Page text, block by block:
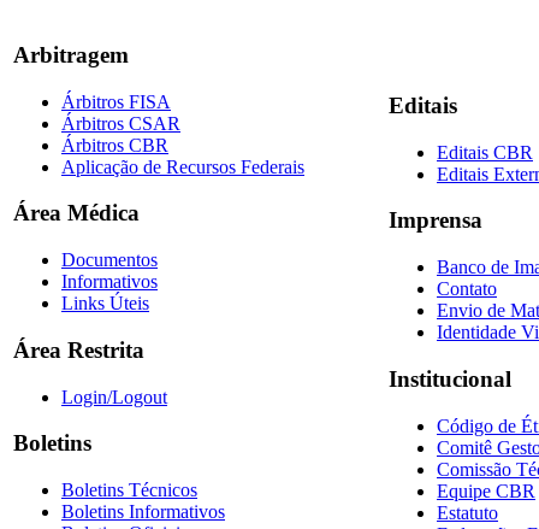
Arbitragem
Árbitros FISA
Árbitros CSAR
Árbitros CBR
Aplicação de Recursos Federais
Área Médica
Documentos
Informativos
Links Úteis
Área Restrita
Login/Logout
Boletins
Boletins Técnicos
Boletins Informativos
Editais
Editais CBR
Editais
Imprensa
Banco de
Contato
Envio de
Identidade
Institucional
Código de
Comitê
Comissão
Equipe CBR
Estatuto